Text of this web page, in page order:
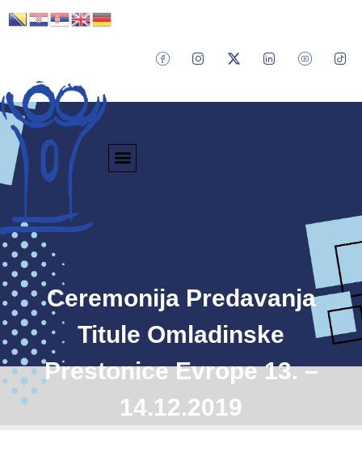
Ceremonija Predavanja
Titule Omladinske
Prestonice Evrope 13. –
14.12.2019